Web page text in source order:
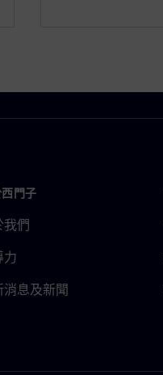
西門子
我們
力
消息及新聞